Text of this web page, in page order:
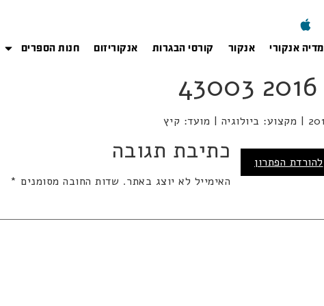
מדיה אנקורי אנקור קורסי הבגרות אנקוריזום חנות הספרים
להורדת הפתרון כתיבת תגובה
האימייל לא יוצג באתר. שדות החובה מסומנים *